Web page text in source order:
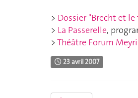
> Dossier "Brecht et
> La Passerelle,
>Théâtre Forum
23 avril 2007